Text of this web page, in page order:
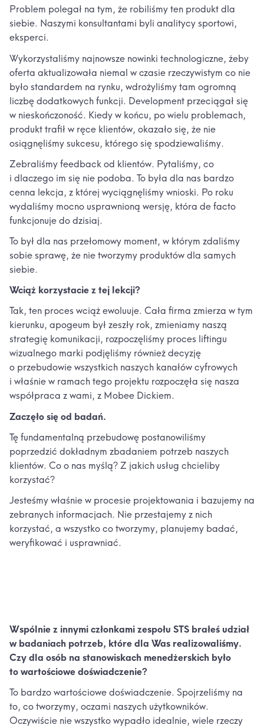
Problem polegał na tym, że robiliśmy ten produkt dla
siebie. Naszymi konsultantami byli analitycy sportowi,
eksperci.
Wykorzystaliśmy najnowsze nowinki technologiczne, żeby
oferta aktualizowała niemal w czasie rzeczywistym co nie
było standardem na rynku, wdrożyliśmy tam ogromną
liczbę dodatkowych funkcji. Development przeciągał się
w nieskończoność. Kiedy w końcu, po wielu problemach,
produkt trafił w ręce klientów, okazało się, że nie
osiągnęliśmy sukcesu, którego się spodziewaliśmy.
Zebraliśmy feedback od klientów. Pytaliśmy, co
i dlaczego im się nie podoba. To była dla nas bardzo
cenna lekcja, z której wyciągnęliśmy wnioski. Po roku
wydaliśmy mocno usprawnioną wersję, która de facto
funkcjonuje do dzisiaj.
To był dla nas przełomowy moment, w którym zdaliśmy
sobie sprawę, że nie tworzymy produktów dla samych
siebie.
Wciąż korzystacie z tej lekcji?
Tak, ten proces wciąż ewoluuje. Cała firma zmierza w tym
kierunku, apogeum był zeszły rok, zmieniamy naszą
strategię komunikacji, rozpoczęliśmy proces liftingu
wizualnego marki podjęliśmy również decyzję
o przebudowie wszystkich naszych kanałów cyfrowych
i właśnie w ramach tego projektu rozpoczęła się nasza
współpraca z wami, z Mobee Dickiem.
Zaczęło się od badań.
Tę fundamentalną przebudowę postanowiliśmy
poprzedzić dokładnym zbadaniem potrzeb naszych
klientów. Co o nas myślą? Z jakich usług chcieliby
korzystać?
Jesteśmy właśnie w procesie projektowania i bazujemy na
zebranych informacjach. Nie przestajemy z nich
korzystać, a wszystko co tworzymy, planujemy badać,
weryfikować i usprawniać.
Wspólnie z innymi członkami zespołu STS brałeś udział
w badaniach potrzeb, które dla Was realizowaliśmy.
Czy dla osób na stanowiskach menedżerskich było
to wartościowe doświadczenie?
To bardzo wartościowe doświadczenie. Spojrzeliśmy na
to, co tworzymy, oczami naszych użytkowników.
Oczywiście nie wszystko wypadło idealnie, wiele rzeczy